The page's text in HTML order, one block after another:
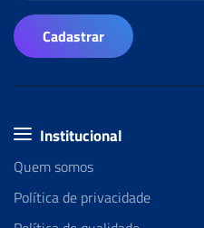
Cadastrar
Institucional
Quem somos
Política de privacidade